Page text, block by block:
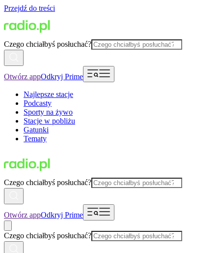
Przejdź do treści
Czego chciałbyś posłuchać?
Otwórz appOdkryj Prime
Najlepsze stacje
Podcasty
Sporty na żywo
Stacje w pobliżu
Gatunki
Tematy
Czego chciałbyś posłuchać?
Otwórz appOdkryj Prime
Czego chciałbyś posłuchać?